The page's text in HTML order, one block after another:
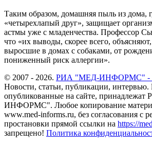
Таким образом, домашняя пыль из дома,
«четырехлапый друг», защищает
астмы уже с младенчества. Профессор
что «их выводы, скорее всего,
выросшие в домах с собаками, от
пониженный риск аллергии».
© 2007 - 2026. РИА "МЕД-ИНФОРМС" -
Новости, статьи, публикации, интервью.
опубликованные на сайте,
ИНФОРМС". Любое копирование
www.med-informs.ru, без согласования с
простановки прямой ссылки на https://
запрещено! Политика